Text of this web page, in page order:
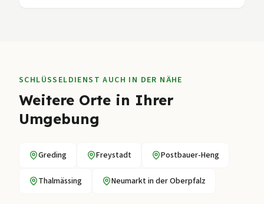
SCHLÜSSELDIENST AUCH IN DER NÄHE
Weitere Orte in Ihrer
Umgebung
Greding Freystadt Postbauer-Heng
Thalmässing Neumarkt in der Oberpfalz